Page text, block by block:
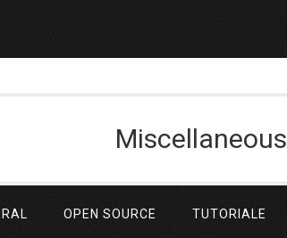
Miscellaneous
OPEN SOURCE TUTORIALE